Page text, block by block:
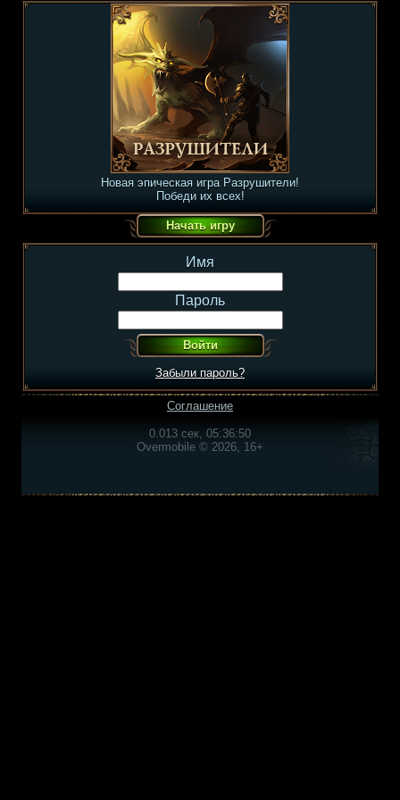
Новая эпическая игра Разрушители!
Победи их всех!
Имя
Пароль
Забыли пароль?
Соглашение
0.013 сек, 05:36:50
Overmobile © 2026, 16+